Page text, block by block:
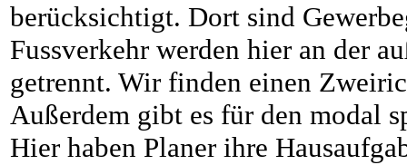
berücksichtigt. Dort sind
Fussverkehr werden hier an der
getrennt. Wir finden einen
Außerdem gibt es für den modal
Hier haben Planer ihre